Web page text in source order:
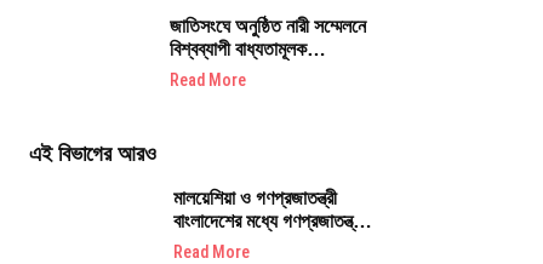
জাতিসংঘে অনুষ্ঠিত নারী সম্মেলনে
বিশ্বব্যাপী বাধ্যতামূলক
জবাবদিহিতাপূর্ণ ফোরাম গঠনের
Read More
এই বিভাগের আরও
মালয়েশিয়া ও গণপ্রজাতন্ত্রী
বাংলাদেশের মধ্যে গণপ্রজাতন্ত্রী
বাংলাদেশের প্রধানমন্ত্রী মহামান্য
Read More